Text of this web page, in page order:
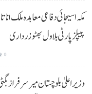
مکہ اسیجائی دفاعی معاہدہ ملک
پیپلز پارٹی بلاول بھٹو زرداری
0